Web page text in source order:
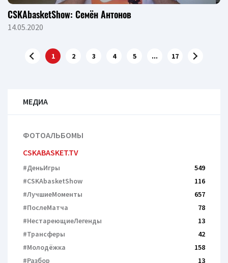
CSKAbasketShow: Семён Антонов
14.05.2020
1 2 3 4 5 ... 17
МЕДИА
ФОТОАЛЬБОМЫ
CSKABASKET.TV
#ДеньИгры
549
#CSKAbasketShow
116
#ЛучшиеМоменты
657
#ПослеМатча
78
#НестареющиеЛегенды
13
#Трансферы
42
#Молодёжка
158
#Разбор
13